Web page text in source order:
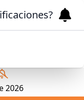
2026